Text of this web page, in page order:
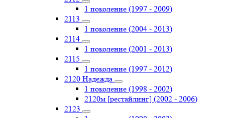
1 поколение (1997 - 2009)
2113
1 поколение (2004 - 2013)
2114
1 поколение (2001 - 2013)
2115
1 поколение (1997 - 2012)
2120 Надежда
1 поколение (1998 - 2002)
2120м [рестайлинг] (2002 - 2006)
2123